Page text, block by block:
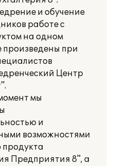
и обучение
работе с
на одном
произведены при
Центр
мы
и
возможностями
продукта
Предприятия 8", а